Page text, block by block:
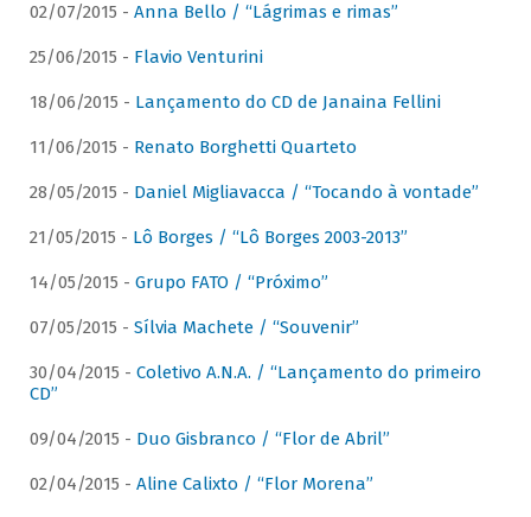
02/07/2015 - Anna Bello / “Lágrimas e rimas”
25/06/2015 - Flavio Venturini
18/06/2015 - Lançamento do CD de Janaina Fellini
11/06/2015 - Renato Borghetti Quarteto
28/05/2015 - Daniel Migliavacca / “Tocando à vontade”
21/05/2015 - Lô Borges / “Lô Borges 2003-2013”
14/05/2015 - Grupo FATO / “Próximo”
07/05/2015 - Sílvia Machete / “Souvenir”
30/04/2015 - Coletivo A.N.A. / “Lançamento do primeiro
CD”
09/04/2015 - Duo Gisbranco / “Flor de Abril”
02/04/2015 - Aline Calixto / “Flor Morena”